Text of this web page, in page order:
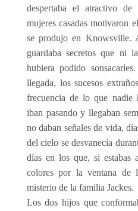
despertaba el atractivo
mujeres casadas motivaron
se produjo en Knowsville.
guardaba secretos que ni
hubiera podido
llegada, los sucesos
frecuencia de lo que nadie
iban pasando y llegaban
no daban señales de vida,
del cielo se desvanecía
días en los que, si estabas
colores por la ventana de
misterio de la familia Jackes.
Los dos hijos que